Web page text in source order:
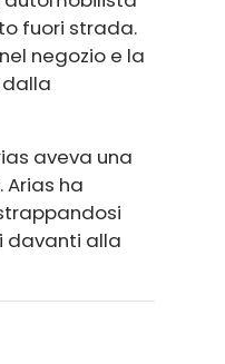
fuori strada.
negozio e la
aveva una
ha
davanti alla